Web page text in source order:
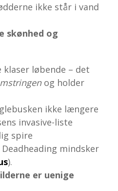
ikke står i vand
skønhed og
løbende – det
og holder
ikke længere
invasive-liste
spire
mindsker
).
er uenige